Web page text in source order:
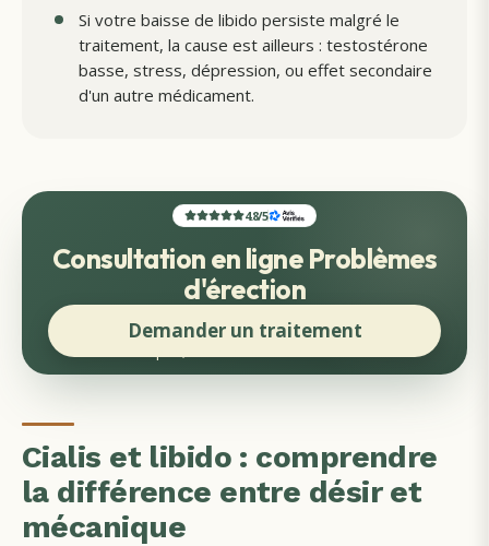
Si votre baisse de libido persiste malgré le
traitement, la cause est ailleurs : testostérone
basse, stress, dépression, ou effet secondaire
d'un autre médicament.
4.8/5
Consultation en ligne Problèmes
d'érection
Demander un traitement
Cialis et libido : comprendre
la différence entre désir et
mécanique